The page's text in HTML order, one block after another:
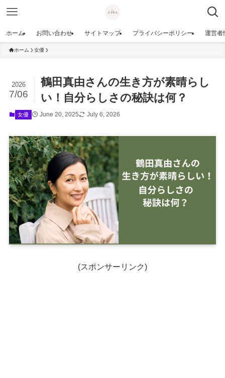
ホーム お問い合わせ サイトマップ プライバシーポリシー 運営者
ホーム 女優
鶴田真由さんの生き方が素晴らし
い！自分らしさの秘訣は何？
2026
7/06
女優 June 20, 2025 July 6, 2026
(スポンサーリンク)